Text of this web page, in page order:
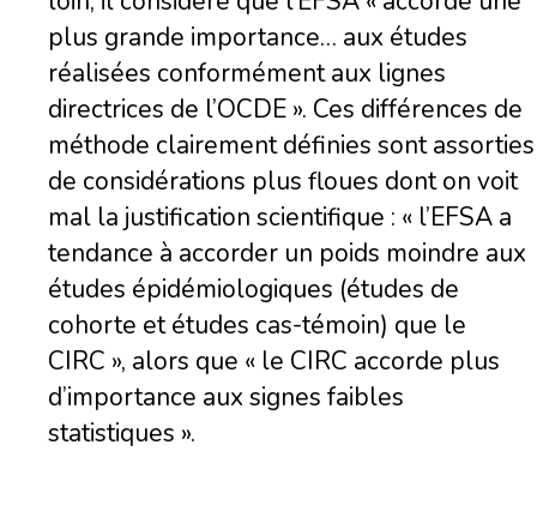
plus grande importance… aux études
réalisées conformément aux lignes
directrices de l’OCDE ». Ces différences de
méthode clairement définies sont assorties
de considérations plus floues dont on voit
mal la justification scientifique : « l’EFSA a
tendance à accorder un poids moindre aux
études épidémiologiques (études de
cohorte et études cas-témoin) que le
CIRC », alors que « le CIRC accorde plus
d’importance aux signes faibles
statistiques ».